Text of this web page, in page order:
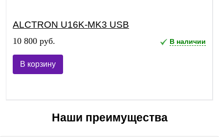
ALCTRON U16K-MK3 USB
10 800 руб. В наличии
В корзину
Наши преимущества